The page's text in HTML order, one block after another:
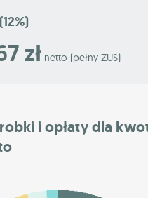
zł netto (pełny ZUS)
i opłaty dla